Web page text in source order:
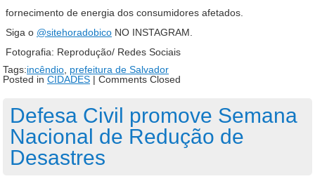
fornecimento de energia dos consumidores afetados.
Siga o @sitehoradobico NO INSTAGRAM.
Fotografia: Reprodução/ Redes Sociais
Tags:incêndio, prefeitura de Salvador
Posted in CIDADES | Comments Closed
Defesa Civil promove Semana
Nacional de Redução de
Desastres